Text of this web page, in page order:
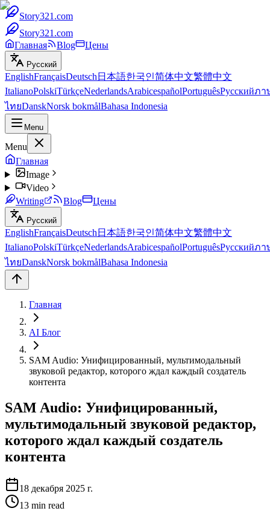
Story321.com
Story321.com
Главная
Blog Цены
Русский
EnglishFrançaisDeutsch 日本語한국인简体中文繁體中文
ItalianoPolskiTürkçeNederlandsArabicespañolPortuguêsРусскийภา
ไทยDanskNorsk bokmålBahasa Indonesia
Menu
Menu
Главная
Image
Video
Writing
Blog Цены
Русский
EnglishFrançaisDeutsch 日本語한국인简体中文繁體中文
ItalianoPolskiTürkçeNederlandsArabicespañolPortuguêsРусскийภา
ไทยDanskNorsk bokmålBahasa Indonesia
Главная
AI Блог
SAM Audio: Унифицированный, мультимодальный
звуковой редактор, которого ждал каждый создатель
контента
SAM Audio: Унифицированный,
мультимодальный звуковой редактор,
которого ждал каждый создатель
контента
18 декабря 2025 г.
13 min read